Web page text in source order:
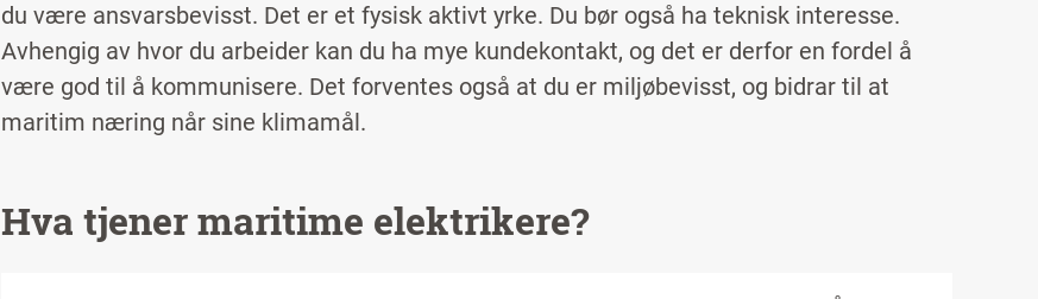
du være ansvarsbevisst. Det er et fysisk aktivt yrke. Du bør også ha teknisk interesse.
Avhengig av hvor du arbeider kan du ha mye kundekontakt, og det er derfor en fordel å
være god til å kommunisere. Det forventes også at du er miljøbevisst, og bidrar til at
maritim næring når sine klimamål.
Hva tjener maritime elektrikere?